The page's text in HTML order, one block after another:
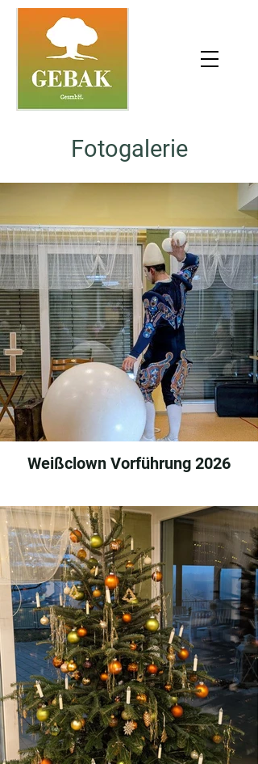
Fotogalerie
Weißclown Vorführung 2026